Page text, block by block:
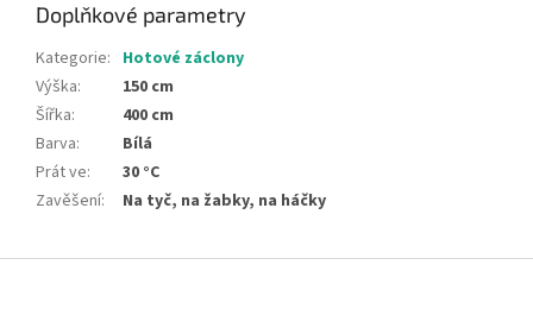
Doplňkové parametry
Kategorie: Hotové záclony
Výška:
150 cm
Šířka:
400 cm
Barva:
Bílá
Prát ve:
30 °C
Zavěšení: Na tyč, na žabky, na háčky